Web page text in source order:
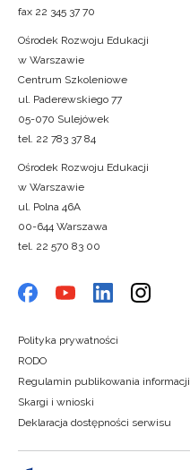
fax 22 345 37 70
Ośrodek Rozwoju Edukacji
w Warszawie
Centrum Szkoleniowe
ul. Paderewskiego 77
05-070 Sulejówek
tel. 22 783 37 84
Ośrodek Rozwoju Edukacji
w Warszawie
ul. Polna 46A
00-644 Warszawa
tel. 22 570 83 00
Polityka prywatności
RODO
Regulamin publikowania informacji
Skargi i wnioski
Deklaracja dostępności serwisu